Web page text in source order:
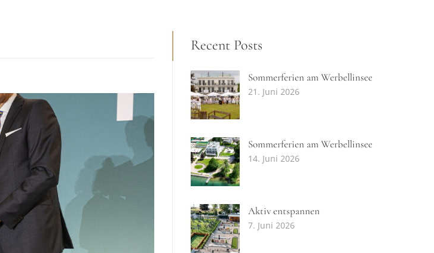
Recent Posts
Sommerferien am Werbellinsee
21. Juni 2026
Sommerferien am Werbellinsee
14. Juni 2026
Aktiv entspannen
7. Juni 2026